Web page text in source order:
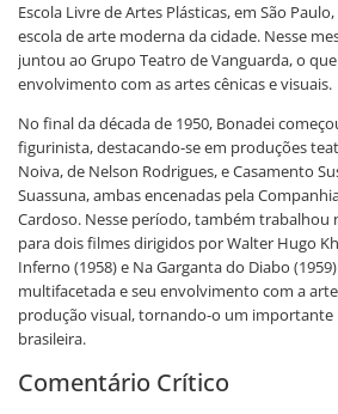
Escola Livre de Artes Plásticas, em São
escola de arte moderna da cidade. Nesse
juntou ao Grupo Teatro de Vanguarda, o
envolvimento com as artes cênicas e visuais.
No final da década de 1950, Bonadei
figurinista, destacando-se em produções
Noiva, de Nelson Rodrigues, e Casamento
Suassuna, ambas encenadas pela
Cardoso. Nesse período, também trabalhou
para dois filmes dirigidos por Walter Hugo
Inferno (1958) e Na Garganta do Diabo
multifacetada e seu envolvimento com a
produção visual, tornando-o um
brasileira.
Comentário Crítico